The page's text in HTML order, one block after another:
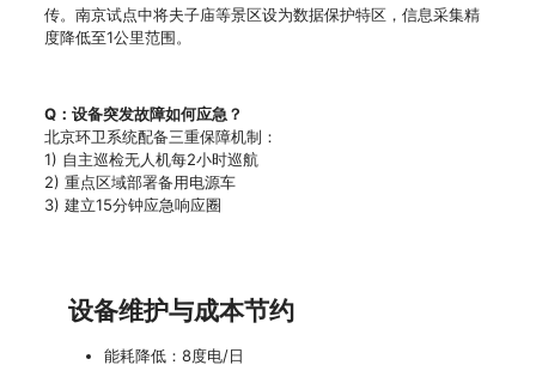
传。南京试点中将夫子庙等景区设为数据保护特区，信息采集精
度降低至1公里范围。
Q：设备突发故障如何应急？
北京环卫系统配备三重保障机制：
1) 自主巡检无人机每2小时巡航
2) 重点区域部署备用电源车
3) 建立15分钟应急响应圈
设备维护与成本节约
能耗降低：8度电/日